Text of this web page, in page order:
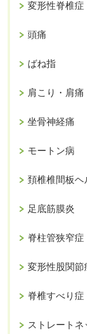
変形性脊椎症
頭痛
ばね指
肩こり・肩痛
坐骨神経痛
モートン病
頚椎椎間板ヘ
足底筋膜炎
脊柱管狭窄症
変形性股関節
脊椎すべり症
ストレート